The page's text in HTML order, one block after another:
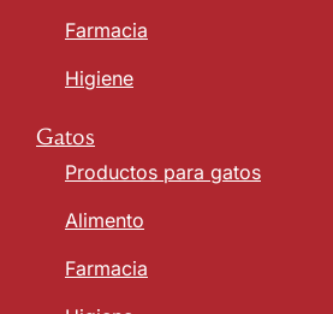
Farmacia
Higiene
Gatos
Productos para gatos
Alimento
Farmacia